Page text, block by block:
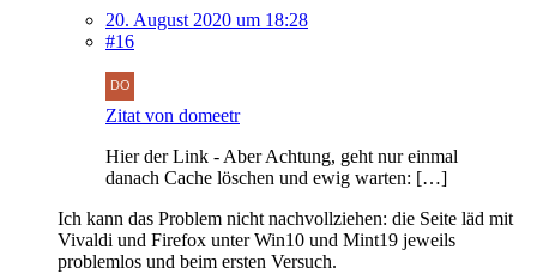
20. August 2020 um 18:28
#16
Zitat von domeetr
Hier der Link - Aber Achtung, geht nur einmal
danach Cache löschen und ewig warten: […]
Ich kann das Problem nicht nachvollziehen: die Seite läd mit
Vivaldi und Firefox unter Win10 und Mint19 jeweils
problemlos und beim ersten Versuch.